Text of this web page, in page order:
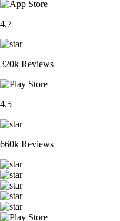
4.7
320k Reviews
4.5
660k Reviews